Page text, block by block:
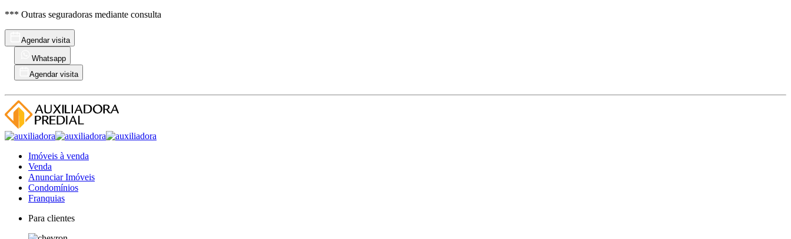
*** Outras seguradoras mediante consulta
Agendar visita
Whatsapp
Agendar visita
Imóveis à venda
Venda
Anunciar Imóveis
Condomínios
Franquias
Para clientes